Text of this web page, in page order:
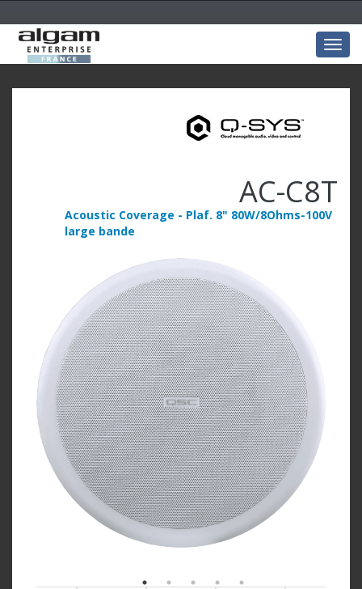
AC-C8T
Acoustic Coverage - Plaf. 8" 80W/8Ohms-100V
large bande